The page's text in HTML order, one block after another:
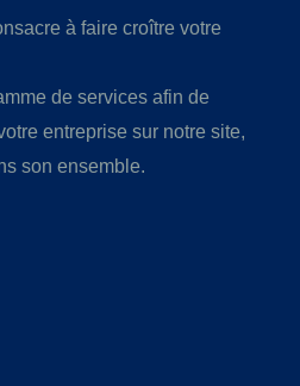
à faire croître votre
de services afin de
entreprise sur notre site,
son ensemble.